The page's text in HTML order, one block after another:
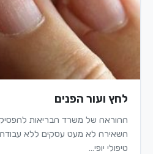
לחץ ועור הפנים
ההוראה של משרד הבריאות להפסיק
השאירה לא מעט עסקים ללא
טיפולי יופי…